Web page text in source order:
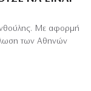
Με αφορμή
των Αθηνών